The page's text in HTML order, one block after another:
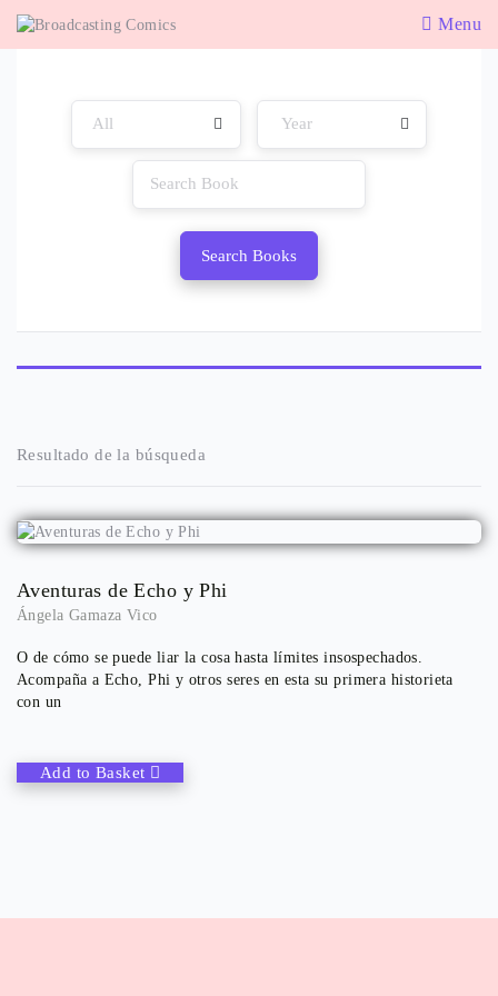
Menu
Search Books
Resultado de la búsqueda
Aventuras de Echo y Phi
Ángela Gamaza Vico
O de cómo se puede liar la cosa hasta límites insospechados.
Acompaña a Echo, Phi y otros seres en esta su primera historieta
con un
Add to Basket